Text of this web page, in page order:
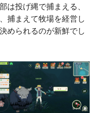
は投げ縄で捕まえる、
捕まえて牧場を経営し
められるのが新鮮でし